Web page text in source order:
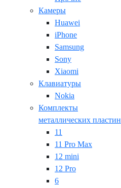
Камеры
Huawei
iPhone
Samsung
Sony
Xiaomi
Клавиатуры
Nokia
Комплекты
металлических пластин
11
11 Pro Max
12 mini
12 Pro
6